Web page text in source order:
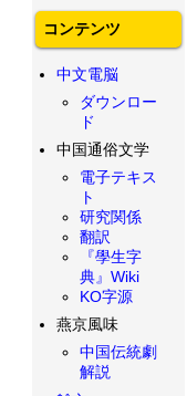
コンテンツ
中文電脳
ダウンロー
ド
中国通俗文学
電子テキス
ト
研究関係
翻訳
『學生字
典』Wiki
KO字源
燕京風味
中国伝統劇
解説